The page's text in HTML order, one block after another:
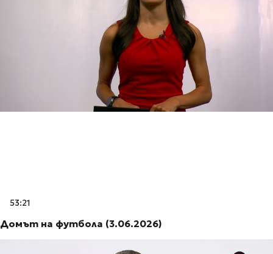
53:21
Домът на футбола (3.06.2026)